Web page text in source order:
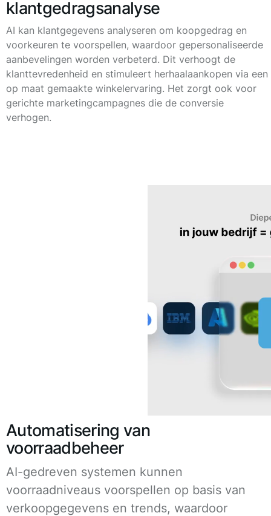
klantgedragsanalyse
AI kan klantgegevens analyseren om koopgedrag en
voorkeuren te voorspellen, waardoor gepersonaliseerde
aanbevelingen worden verbeterd. Dit verhoogt de
klanttevredenheid en stimuleert herhaalaankopen via een
op maat gemaakte winkelervaring. Het zorgt ook voor
gerichte marketingcampagnes die de conversie
verhogen.
Automatisering van
voorraadbeheer
AI-gedreven systemen kunnen
voorraadniveaus voorspellen op basis van
verkoopgegevens en trends, waardoor